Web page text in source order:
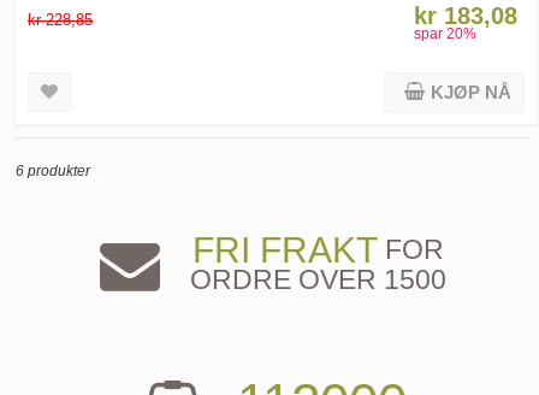
kr 228,85 kr 183,08
spar 20%
KJØP NÅ
6 produkter
FRI FRAKTFOR
ORDRE OVER 1500